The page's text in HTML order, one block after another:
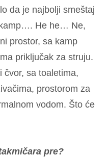
da je najbolji smeštaj
He he… Ne,
prostor, sa kamp
priključak za struju.
čvor, sa toaletima,
prostorom za
vodom. Što će
pre?